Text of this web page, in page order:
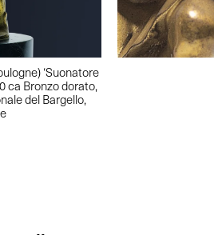
‘Suonatore
ca Bronzo dorato,
del Bargello,